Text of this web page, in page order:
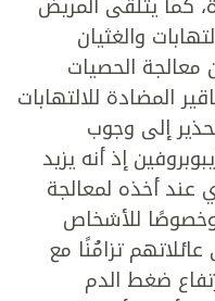
والغثيان
معالجة الحصيات
المضادة للالتهابات
إلى وجوب
إذ أنه يزيد
عند أخذه لمعالجة
وخصوصًا للأشخاص
تزامُنًا مع
ضغط الدم